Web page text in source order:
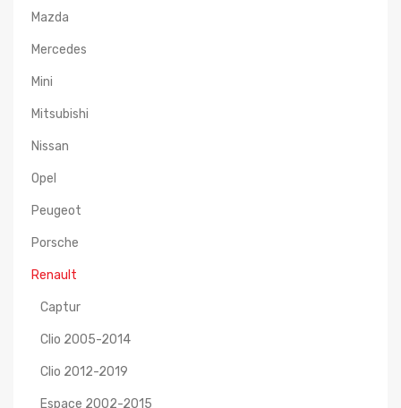
Mazda
Mercedes
Mini
Mitsubishi
Nissan
Opel
Peugeot
Porsche
Renault
Captur
Clio 2005-2014
Clio 2012-2019
Espace 2002-2015